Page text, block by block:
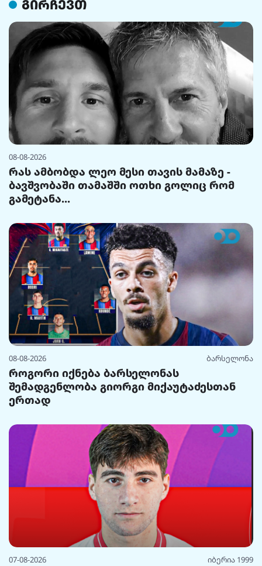
გირჩევთ
08-08-2026
რას ამბობდა ლეო მესი თავის მამაზე -
ბავშვობაში თამაშში ოთხი გოლიც რომ
გამეტანა...
08-08-2026 ბარსელონა
როგორი იქნება ბარსელონას
შემადგენლობა გიორგი მიქაუტაძესთან
ერთად
07-08-2026 იბერია 1999